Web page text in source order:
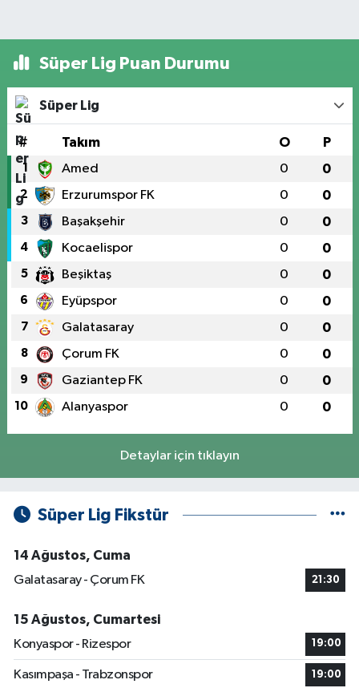
Süper Lig Puan Durumu
Süper Lig
# Takım O P
1 Amed 0 0
2 Erzurumspor FK 0 0
3 Başakşehir 0 0
4 Kocaelispor 0 0
5 Beşiktaş 0 0
6 Eyüpspor 0 0
7 Galatasaray 0 0
8 Çorum FK 0 0
9 Gaziantep FK 0 0
10 Alanyaspor 0 0
Detaylar için tıklayın
Süper Lig Fikstür
14 Ağustos, Cuma
Galatasaray - Çorum FK
21:30
15 Ağustos, Cumartesi
Konyaspor - Rizespor
19:00
Kasımpaşa - Trabzonspor 19:00